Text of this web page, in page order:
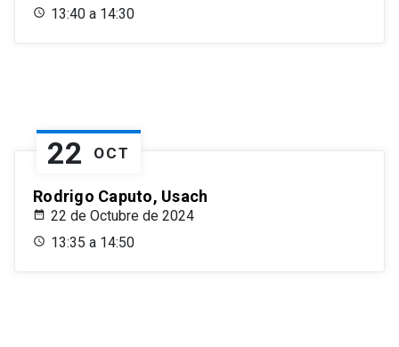
13:40 a 14:30
22 OCT
Rodrigo Caputo, Usach
22 de Octubre de 2024
13:35 a 14:50